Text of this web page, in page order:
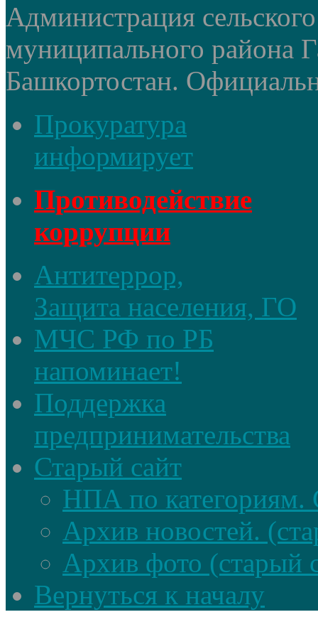
Администрация
муниципального района
Башкортостан.
Прокуратура
информирует
Противодействие
коррупции
Антитеррор,
Защита населения, ГО
МЧС РФ по РБ
напоминает!
Поддержка
предпринимательства
Старый сайт
НПА по категориям.
Архив новостей.
Архив фото (старый
Вернуться к началу